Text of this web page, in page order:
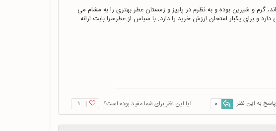
آیا این نظر برای شما مفید بوده است؟ | ۱ پاسخ به این نظر 0